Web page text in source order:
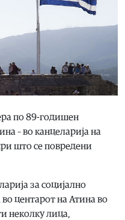
по 89-годишен
– во канцеларија на
што се повредени
за социјално
центарот на Атина во
неколку лица,